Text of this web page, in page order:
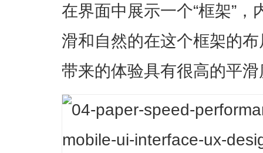
在界面中展示一个“框架”
滑和自然的在这个框架的
带来的体验具有很高的平滑